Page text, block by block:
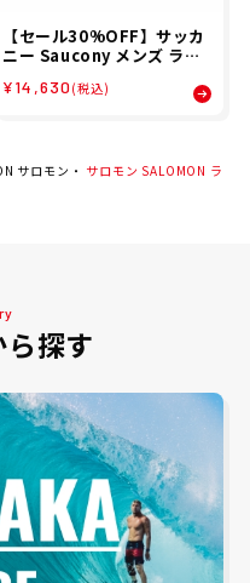
【セール30%OFF】サッカ
ニー Saucony メンズ ライ
シューズ S21055-146 26S
¥14,630 (税込)
サロモン サロモン SALOMON ラン
探す